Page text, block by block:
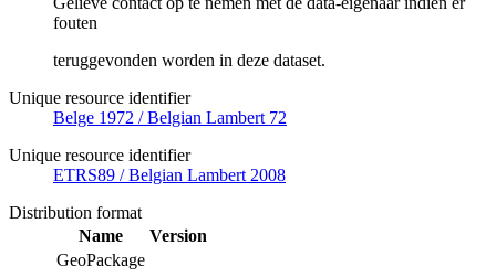
fouten
teruggevonden worden in deze dataset.
Unique resource identifier
Belge 1972 / Belgian Lambert 72
Unique resource identifier
ETRS89 / Belgian Lambert 2008
Distribution format
Name
Version
GeoPackage